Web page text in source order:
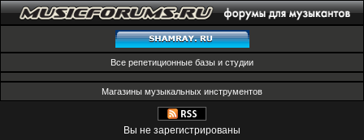
Все репетиционные базы и студии
Магазины музыкальных инструментов
Вы не зарегистрированы